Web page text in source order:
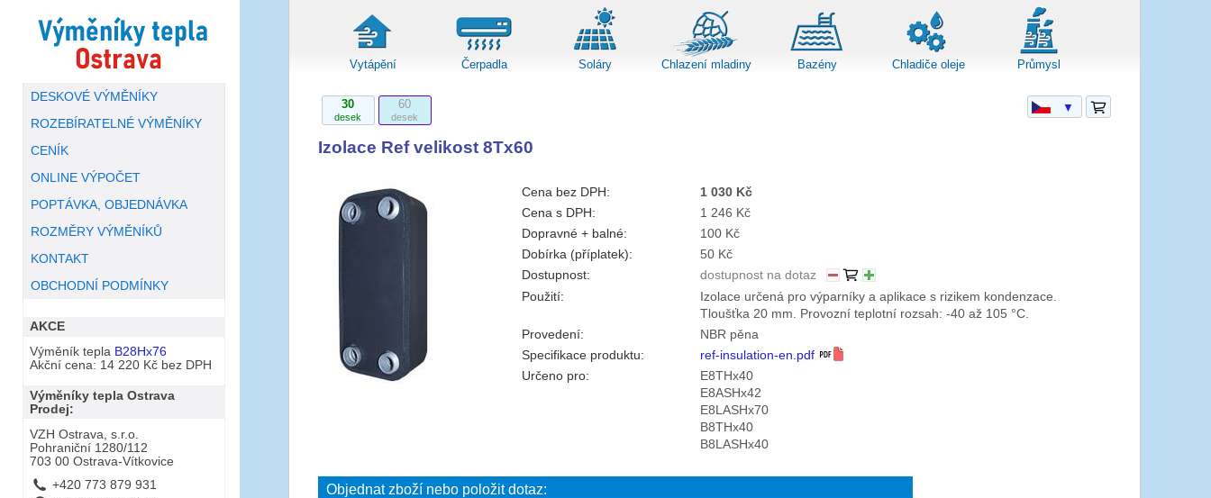
DESKOVÉ VÝMĚNÍKY
ROZEBÍRATELNÉ VÝMĚNÍKY
CENÍK
ONLINE VÝPOČET
POPTÁVKA, OBJEDNÁVKA
ROZMĚRY VÝMĚNÍKŮ
KONTAKT
OBCHODNÍ PODMÍNKY
AKCE
Výměník tepla B28Hx76
Akční cena: 14 220 Kč bez DPH
Výměníky tepla Ostrava
Prodej:
VZH Ostrava, s.r.o.
Pohraniční 1280/112
703 00 Ostrava-Vítkovice
L +420 773 879 931
Vytápění Čerpadla Soláry Chlazení mladiny Bazény Chladiče oleje Průmysl
30
desek
60
desek
Izolace Ref velikost 8Tx60
Cena bez DPH:
1 030 Kč
Cena s DPH:
1 246 Kč
Dopravné + balné:
100 Kč
Dobírka (příplatek):
50 Kč
Dostupnost:
dostupnost na dotaz
Použití:
Izolace určená pro výparníky a aplikace s rizikem kondenzace.
Tloušťka 20 mm. Provozní teplotní rozsah: -40 až 105 °C.
Provedení:
NBR pěna
Specifikace produktu:
ref-insulation-en.pdf
Určeno pro:
E8THx40
E8ASHx42
E8LASHx70
B8THx40
B8LASHx40
Objednat zboží nebo položit dotaz:
▼